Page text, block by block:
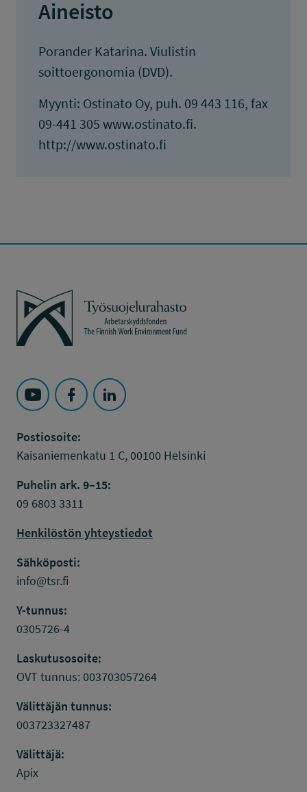
Aineisto
Porander Katarina. Viulistin
soittoergonomia (DVD).
Myynti: Ostinato Oy, puh. 09 443 116, fax
09-441 305 www.ostinato.fi.
http://www.ostinato.fi
Työsuojelurahasto
Seuraa Työsuojelurahasto kohteessa: YouTube
Seuraa Työsuojelurahasto kohteessa:
Seuraa Työsuojelurahasto kohteessa:
Postiosoite:
Kaisaniemenkatu 1 C, 00100 Helsinki
Puhelin ark. 9–15:
09 6803 3311
Henkilöstön yhteystiedot
Sähköposti:
info@tsr.fi
Y-tunnus:
0305726-4
Laskutusosoite:
OVT tunnus: 003703057264
Välittäjän tunnus:
003723327487
Välittäjä:
Apix